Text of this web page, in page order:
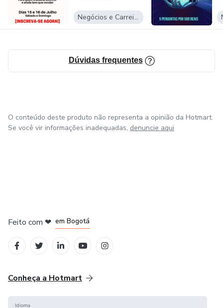
Negócios e Carreira
Dúvidas frequentes
O conteúdo deste produto não representa a opinião da Hotmart.
Se você vir informações inadequadas, denuncie aqui
Feito com ❤ em Bogotá
Conheça a Hotmart
Idioma